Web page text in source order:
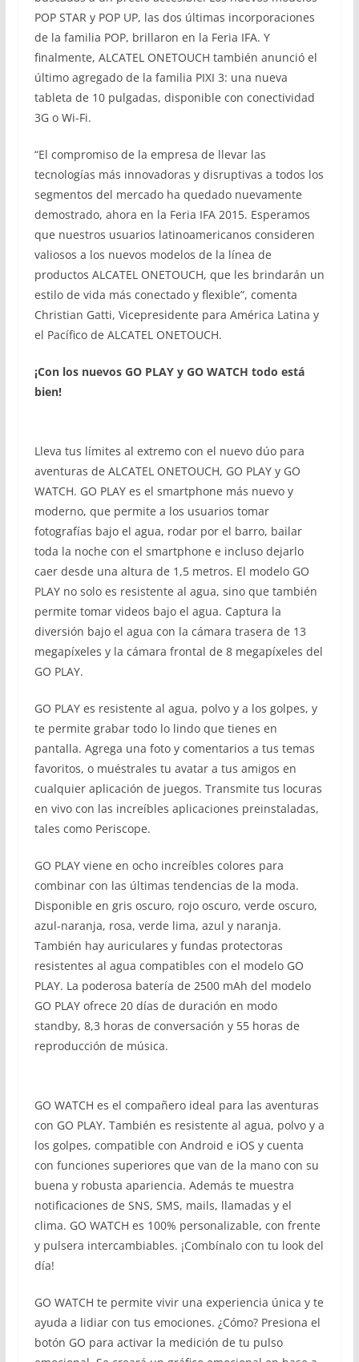
POP STAR y POP UP, las dos últimas incorporaciones
de la familia POP, brillaron en la Feria IFA. Y
finalmente, ALCATEL ONETOUCH también anunció el
último agregado de la familia PIXI 3: una nueva
tableta de 10 pulgadas, disponible con conectividad
3G o Wi-Fi.
“El compromiso de la empresa de llevar las
tecnologías más innovadoras y disruptivas a todos los
segmentos del mercado ha quedado nuevamente
demostrado, ahora en la Feria IFA 2015. Esperamos
que nuestros usuarios latinoamericanos consideren
valiosos a los nuevos modelos de la línea de
productos ALCATEL ONETOUCH, que les brindarán un
estilo de vida más conectado y flexible”, comenta
Christian Gatti, Vicepresidente para América Latina y
el Pacífico de ALCATEL ONETOUCH.
¡Con los nuevos GO PLAY y GO WATCH todo está
bien!
Lleva tus límites al extremo con el nuevo dúo para
aventuras de ALCATEL ONETOUCH, GO PLAY y GO
WATCH. GO PLAY es el smartphone más nuevo y
moderno, que permite a los usuarios tomar
fotografías bajo el agua, rodar por el barro, bailar
toda la noche con el smartphone e incluso dejarlo
caer desde una altura de 1,5 metros. El modelo GO
PLAY no solo es resistente al agua, sino que también
permite tomar videos bajo el agua. Captura la
diversión bajo el agua con la cámara trasera de 13
megapíxeles y la cámara frontal de 8 megapíxeles del
GO PLAY.
GO PLAY es resistente al agua, polvo y a los golpes, y
te permite grabar todo lo lindo que tienes en
pantalla. Agrega una foto y comentarios a tus temas
favoritos, o muéstrales tu avatar a tus amigos en
cualquier aplicación de juegos. Transmite tus locuras
en vivo con las increíbles aplicaciones preinstaladas,
tales como Periscope.
GO PLAY viene en ocho increíbles colores para
combinar con las últimas tendencias de la moda.
Disponible en gris oscuro, rojo oscuro, verde oscuro,
azul-naranja, rosa, verde lima, azul y naranja.
También hay auriculares y fundas protectoras
resistentes al agua compatibles con el modelo GO
PLAY. La poderosa batería de 2500 mAh del modelo
GO PLAY ofrece 20 días de duración en modo
standby, 8,3 horas de conversación y 55 horas de
reproducción de música.
GO WATCH es el compañero ideal para las aventuras
con GO PLAY. También es resistente al agua, polvo y a
los golpes, compatible con Android e iOS y cuenta
con funciones superiores que van de la mano con su
buena y robusta apariencia. Además te muestra
notificaciones de SNS, SMS, mails, llamadas y el
clima. GO WATCH es 100% personalizable, con frente
y pulsera intercambiables. ¡Combínalo con tu look del
día!
GO WATCH te permite vivir una experiencia única y te
ayuda a lidiar con tus emociones. ¿Cómo? Presiona el
botón GO para activar la medición de tu pulso